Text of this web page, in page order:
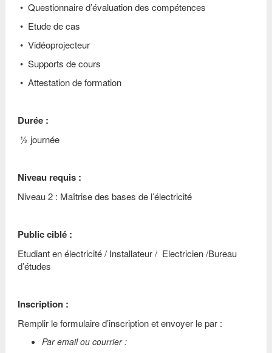
• Questionnaire d’évaluation des compétences
• Etude de cas
• Vidéoprojecteur
• Supports de cours
• Attestation de formation
Durée :
½ journée
Niveau requis :
Niveau 2 : Maîtrise des bases de l’électricité
Public ciblé :
Etudiant en électricité / Installateur / Electricien /Bureau
d’études
Inscription :
Remplir le formulaire d’inscription et envoyer le par :
Par email ou courrier :